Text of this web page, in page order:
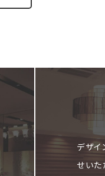
デザイ
せいた